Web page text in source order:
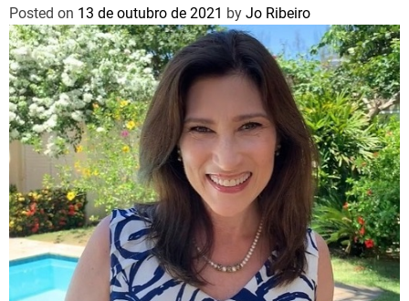
Posted on 13 de outubro de 2021 by Jo Ribeiro